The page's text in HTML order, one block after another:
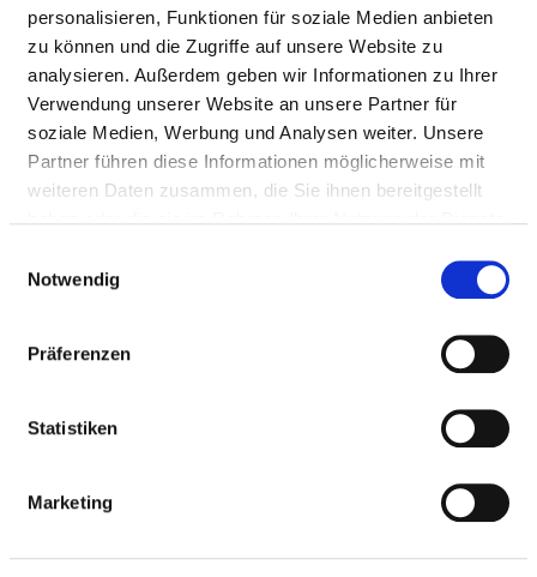
personalisieren, Funktionen für soziale Medien anbieten
zu können und die Zugriffe auf unsere Website zu
analysieren. Außerdem geben wir Informationen zu Ihrer
Verwendung unserer Website an unsere Partner für
soziale Medien, Werbung und Analysen weiter. Unsere
Partner führen diese Informationen möglicherweise mit
weiteren Daten zusammen, die Sie ihnen bereitgestellt
Notwendig
Präferenzen
Statistiken
Marketing
PSYCHIATRISCHE TAGESKLINIK NIDDA-BAD